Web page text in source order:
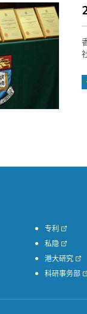
专利
私隐
港大研究
科研事务部